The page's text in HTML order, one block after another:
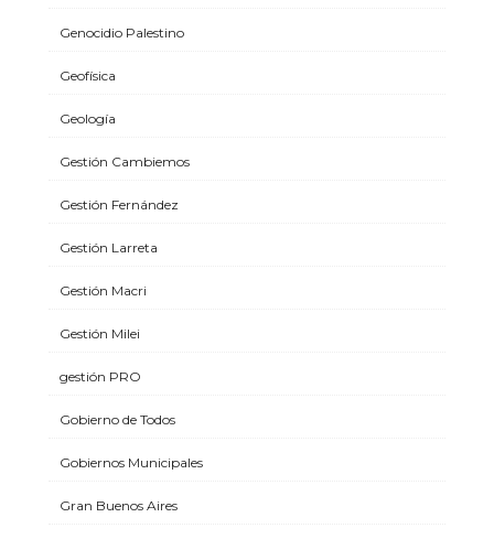
Genocidio Palestino
Geofísica
Geología
Gestión Cambiemos
Gestión Fernández
Gestión Larreta
Gestión Macri
Gestión Milei
gestión PRO
Gobierno de Todos
Gobiernos Municipales
Gran Buenos Aires